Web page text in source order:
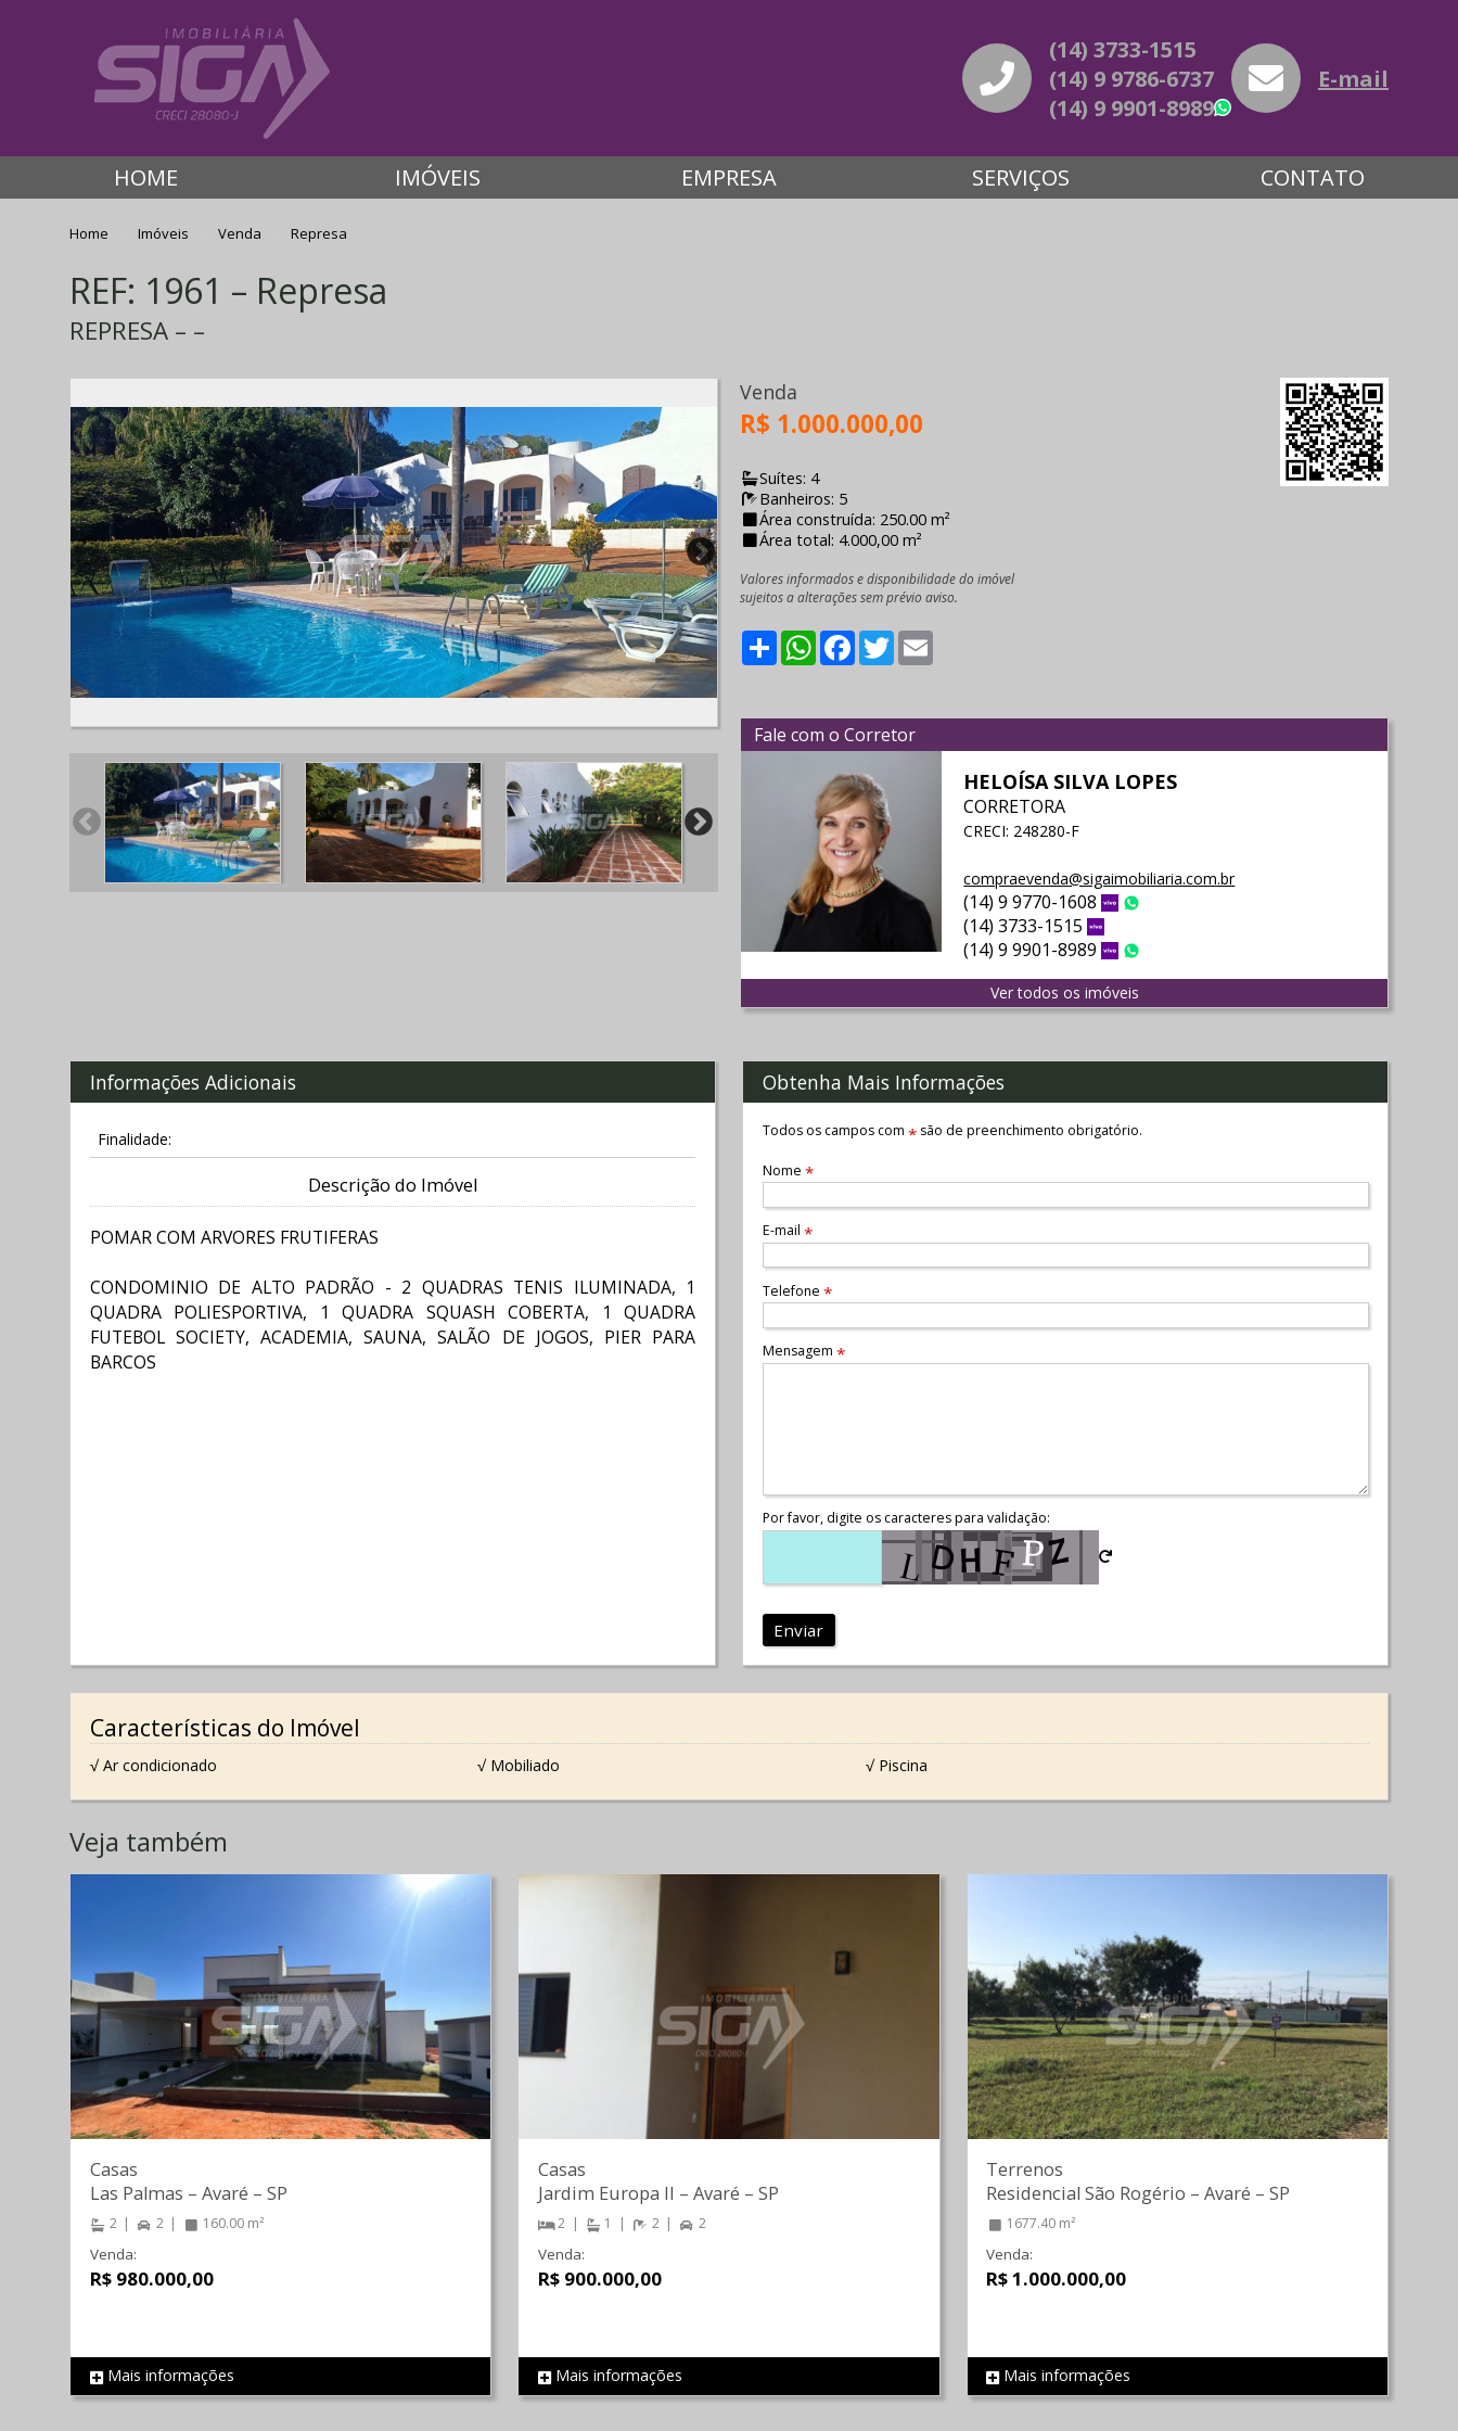
(14) 3733-1515
(14) 9 9786-6737
(14) 9 9901-8989
WhatsApp
E-mail
HOME IMÓVEIS EMPRESA SERVIÇOS CONTATO
Home Imóveis Venda Represa
REF: 1961 – Represa
REPRESA – –
Venda
R$ 1.000.000,00
Suítes: 4
Banheiros: 5
Área construída: 250.00 m²
Área total: 4.000,00 m²
Valores informados e disponibilidade do imóvel
sujeitos a alterações sem prévio aviso.
ShareWhatsApp
Facebook
Twitter
Fale com o Corretor
HELOÍSA SILVA LOPES
CORRETORA
CRECI: 248280-F
compraevenda@sigaimobiliaria.com.br
(14) 9 9770-1608 Vivo
(14) 3733-1515
(14) 9 9901-8989 Vivo
Ver todos os imóveis
Informações Adicionais
Finalidade:
Descrição do Imóvel
POMAR COM ARVORES FRUTIFERAS
CONDOMINIO DE ALTO PADRÃO - 2 QUADRAS TENIS ILUMINADA, 1
QUADRA POLIESPORTIVA, 1 QUADRA SQUASH COBERTA, 1 QUADRA
FUTEBOL SOCIETY, ACADEMIA, SAUNA, SALÃO DE JOGOS, PIER PARA
BARCOS
Obtenha Mais Informações
Todos os campos com *são de preenchimento obrigatório.
Nome *
E-mail *
Telefone *
Mensagem *
Por favor, digite os caracteres para validação:
Enviar
Características do Imóvel
√ Ar condicionado √ Mobiliado √ Piscina
Veja também
REF 1108
Casas
Las Palmas – Avaré – SP
2 2 160.00 m²
Venda:
R$ 980.000,00
Mais informações REF 1188
Casas
Jardim Europa II – Avaré – SP
2 1 2 2
Venda:
R$ 900.000,00
Mais informações REF 697
Terrenos
Residencial São Rogério –Avaré –SP
1677.40 m²
Venda:
R$ 1.000.000,00
Mais informações